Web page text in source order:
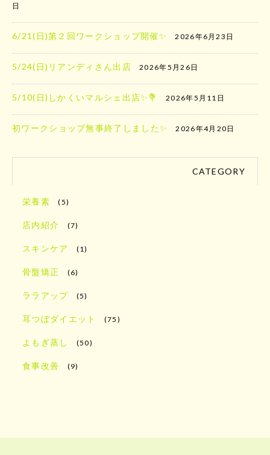
日
6/21(日)第２回ワークショップ開催✨ 2026年6月23日
5/24(日)リアンディさん出店 2026年5月26日
5/10(日)しかくいマルシェ出店✨️💐 2026年5月11日
初ワークショップ無事終了しました✨ 2026年4月20日
CATEGORY
栄養素 (5)
店内紹介 (7)
スキンケア (1)
骨盤矯正 (6)
ララアップ (5)
耳つぼダイエット (75)
よもぎ蒸し (50)
食事改善 (9)